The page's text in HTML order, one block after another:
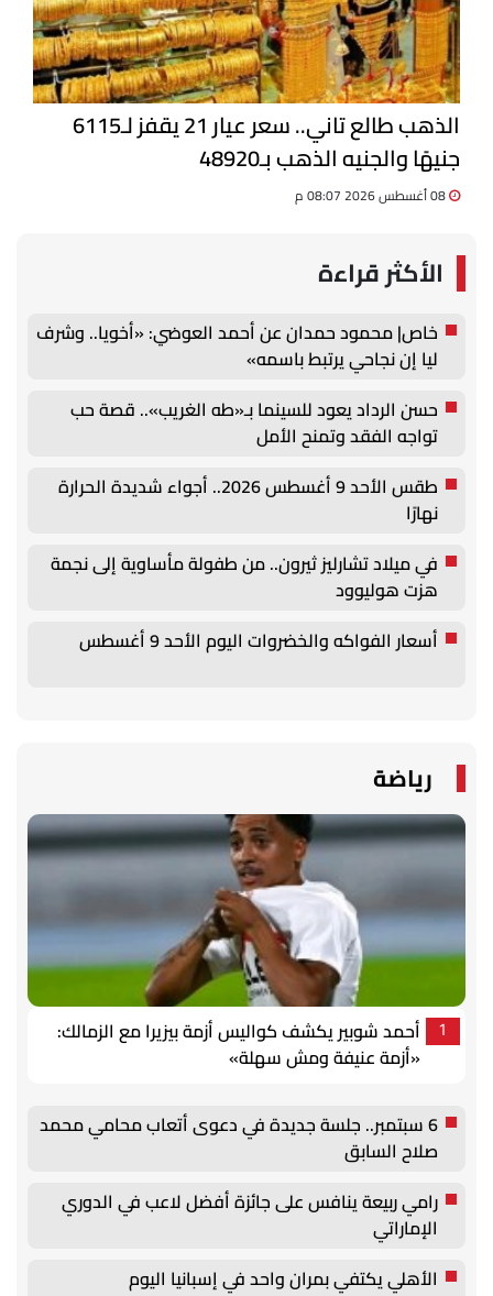
الذهب طالع تاني.. سعر عيار 21 يقفز لـ6115
جنيهًا والجنيه الذهب بـ48920
الأكثر قراءة
خاص| محمود حمدان عن أحمد العوضي: «أخويا.. وشرف
ليا إن نجاحي يرتبط باسمه»
حسن الرداد يعود للسينما بـ«طه الغريب».. قصة حب
تواجه الفقد وتمنح الأمل
طقس الأحد 9 أغسطس 2026.. أجواء شديدة الحرارة
نهارًا
في ميلاد تشارليز ثيرون.. من طفولة مأساوية إلى نجمة
هزت هوليوود
أسعار الفواكه والخضروات اليوم الأحد 9 أغسطس
رياضة
1
أحمد شوبير يكشف كواليس أزمة بيزيرا مع الزمالك:
«أزمة عنيفة ومش سهلة»
6 سبتمبر.. جلسة جديدة في دعوى أتعاب محامي محمد
صلاح السابق
رامي ربيعة ينافس على جائزة أفضل لاعب في الدوري
الإماراتي
الأهلي يكتفي بمران واحد في إسبانيا اليوم